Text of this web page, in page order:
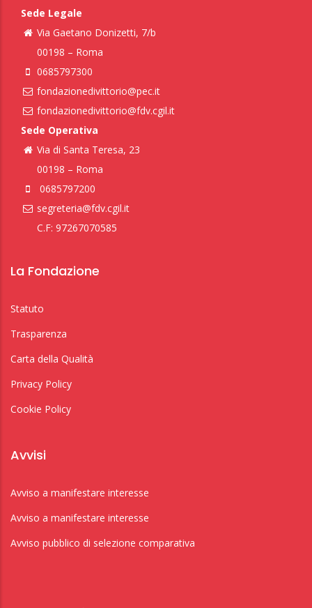
Sede Legale
Via Gaetano Donizetti, 7/b
00198 – Roma
0685797300
fondazionedivittorio@pec.it
fondazionedivittorio@fdv.cgil.it
Sede Operativa
Via di Santa Teresa, 23
00198 – Roma
0685797200
segreteria@fdv.cgil.it
C.F: 97267070585
La Fondazione
Statuto
Trasparenza
Carta della Qualità
Privacy Policy
Cookie Policy
Avvisi
Avviso a manifestare interesse
Avviso a manifestare interesse
Avviso pubblico di selezione comparativa